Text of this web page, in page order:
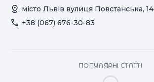
місто Львiв вулиця Повстанська, 14
+38 (067) 676-30-83
ПОПУЛЯРНІ СТАТТІ